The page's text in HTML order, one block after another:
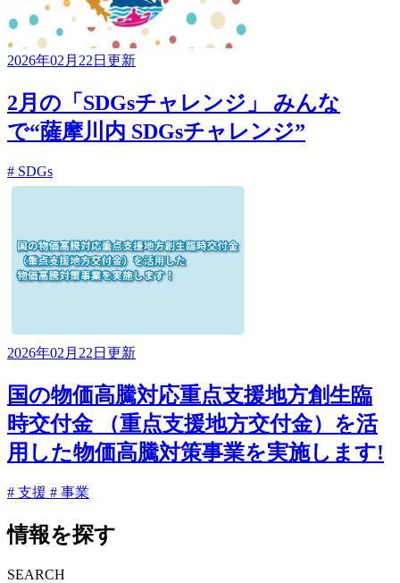
2026年02月22日更新
2月の「SDGsチャレンジ」 みんな
で“薩摩川内 SDGsチャレンジ”
# SDGs
2026年02月22日更新
国の物価高騰対応重点支援地方創生臨
時交付金 （重点支援地方交付金）を活
用した物価高騰対策事業を実施します!
# 支援 # 事業
情報を探す
SEARCH